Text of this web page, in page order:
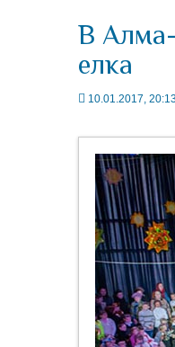
В
елка
10.01.2017,